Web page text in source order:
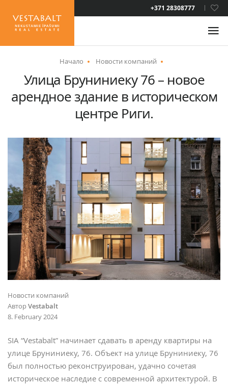
+371 28308777
LAT
ENG
О НАС
НОВОСТИ
УСЛУГИ
ВИД НА ЖИТЕЛЬСТВО
КОНТАКТЫ
Начало Новости компаний
Улица Бруниниеку 76 – новое
арендное здание в историческом
центре Риги.
Новости компаний
АвторVestabalt
8. February 2024
SIA “Vestabalt” начинает сдавать в аренду квартиры на
улице Бруниниеку, 76. Объект на улице Бруниниеку, 76
был полностью реконструирован, удачно сочетая
историческое наследие с современной архитектурой. В